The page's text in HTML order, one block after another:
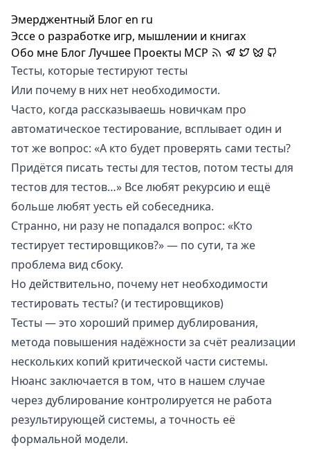
Эмерджентный Блогen ru
Эссе о разработке игр, мышлении и книгах
Обо мне БлогЛучшее Проекты MCP
Тесты, которые тестируют тесты
Или почему в них нет необходимости.
Часто, когда рассказываешь новичкам про
автоматическое тестирование, всплывает один и
тот же вопрос: «А кто будет проверять сами тесты?
Придётся писать тесты для тестов, потом тесты для
тестов для тестов…» Все любят рекурсию и ещё
больше любят уесть ей собеседника.
Странно, ни разу не попадался вопрос: «Кто
тестирует тестировщиков?» — по сути, та же
проблема вид сбоку.
Но действительно, почему нет необходимости
тестировать тесты? (и тестировщиков)
Тесты — это хороший пример дублирования,
метода повышения надёжности за счёт реализации
нескольких копий критической части системы.
Нюанс заключается в том, что в нашем случае
через дублирование контролируется не работа
результирующей системы, а точность её
формальной модели.